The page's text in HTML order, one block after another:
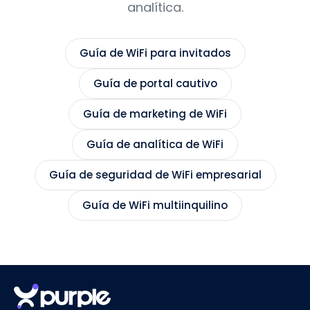
analítica.
Guía de WiFi para invitados
Guía de portal cautivo
Guía de marketing de WiFi
Guía de analítica de WiFi
Guía de seguridad de WiFi empresarial
Guía de WiFi multiinquilino